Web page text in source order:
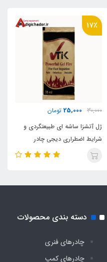
17٪
30,000
25,000 تومان
ژل آتشزا ساشه ای طبیعتگردی و
شرایط اضطراری دیجی چادر
دسته بندی محصولات
چادرهای فنری
چادرهای کمپ